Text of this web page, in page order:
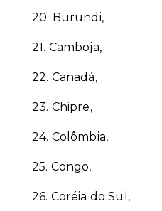
20. Burundi,
21. Camboja,
22. Canadá,
23. Chipre,
24. Colômbia,
25. Congo,
26. Coréia do Sul,